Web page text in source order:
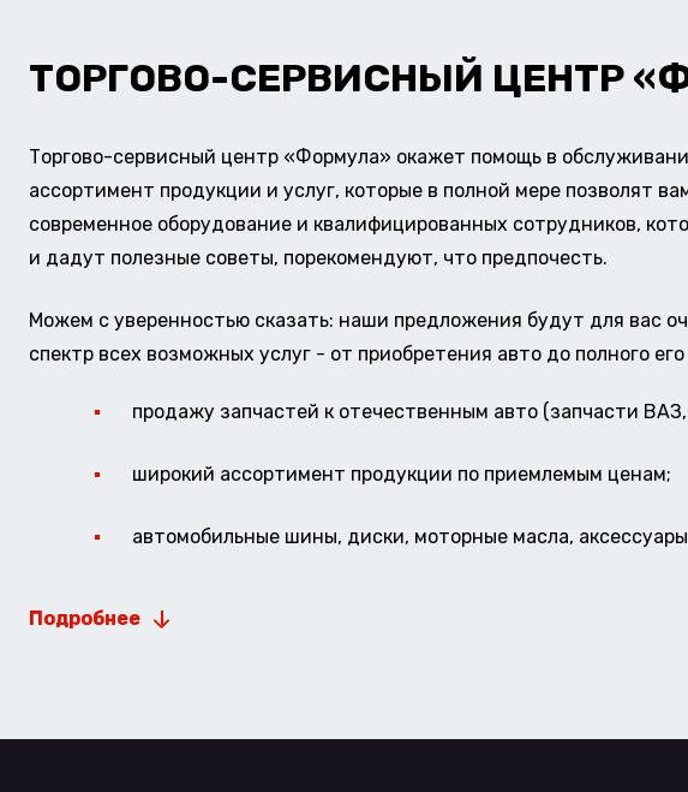
ТОРГОВО-СЕРВИСНЫЙ ЦЕНТР
Торгово-сервисный центр «Формула» окажет помощь в
ассортимент продукции и услуг, которые в полной мере позволят
современное оборудование и квалифицированных сотрудников,
и дадут полезные советы, порекомендуют, что предпочесть.
Можем с уверенностью сказать: наши предложения будут для вас
спектр всех возможных услуг - от приобретения авто до полного
продажу запчастей к отечественным авто (запчасти
широкий ассортимент продукции по приемлемым ценам;
автомобильные шины, диски, моторные масла,
Подробнее